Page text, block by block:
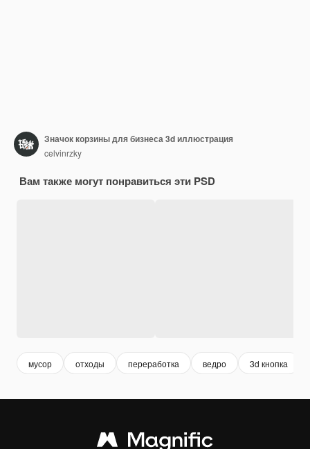
Значок корзины для бизнеса 3d иллюстрация
celvinrzky
Вам также могут понравиться эти PSD
мусор отходы переработка ведро 3d кнопка